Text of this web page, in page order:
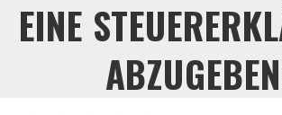
EINE